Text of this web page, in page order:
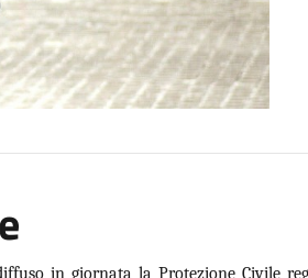
in giornata la Protezione Civile